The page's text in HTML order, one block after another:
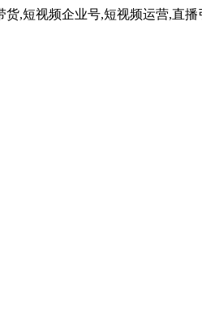
,短视频企业号,短视频运营,直